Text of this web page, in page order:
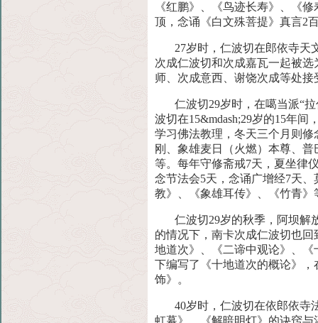
《红鹏》、《鸟迹长寿》、《
顶，念诵《白文殊菩提》真言2
27岁时，仁波切在郎依寺天
次成仁波切和次成嘉瓦一起被选
师、次成意西、谢饶次成等处接
仁波切29岁时，在噶当派“
波切在15&mdash;29岁的15年间
学习佛法教理，冬天三个月则
刚、象雄麦日（火燃）本尊、
等。每年守修斋戒7天，夏坐律
念节法会5天，念诵广增经7天、
教》、《象雄耳传》、《竹青》
仁波切29岁的秋季，阿坝解
的情况下，南卡次成仁波切也回
地道次》、《二谛中观论》、
下编写了《十地道次的概论》
饰》。
40岁时，仁波切在依郎依寺
虹幕》、《解暗明灯》的诀窍与